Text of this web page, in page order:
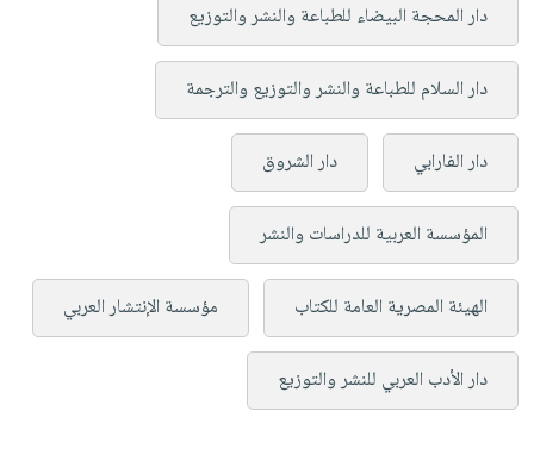
دار المحجة البيضاء للطباعة والنشر والتوزيع
دار السلام للطباعة والنشر والتوزيع والترجمة
دار الفارابي دار الشروق
المؤسسة العربية للدراسات والنشر
الهيئة المصرية العامة للكتاب مؤسسة الإنتشار العربي
دار الأدب العربي للنشر والتوزيع